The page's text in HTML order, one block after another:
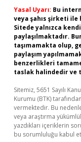
Yasal Uyarı: Bu
veya şahıs şirketi ile
Sitede yalnızca
paylaşılmaktadır.
taşımamakta olup,
paylaşım
benzerlikleri
taslak halindedir ve
Sitemiz, 5651 Sayılı
Kurumu (BTK)
vermektedir. Bu
veya araştırma
yazdıkları içeriklerin
bu sorumluluğu kabul